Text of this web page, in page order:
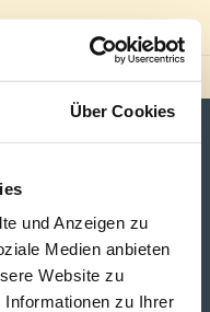
Über Cookies
und Anzeigen zu
Medien anbieten
Website zu
zu Ihrer